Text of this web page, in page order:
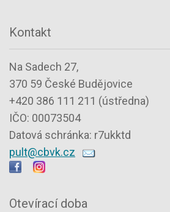
Kontakt
Na Sadech 27,
370 59 České Budějovice
+420 386 111 211 (ústředna)
IČO: 00073504
Datová schránka: r7ukktd
pult@cbvk.cz
Otevírací doba